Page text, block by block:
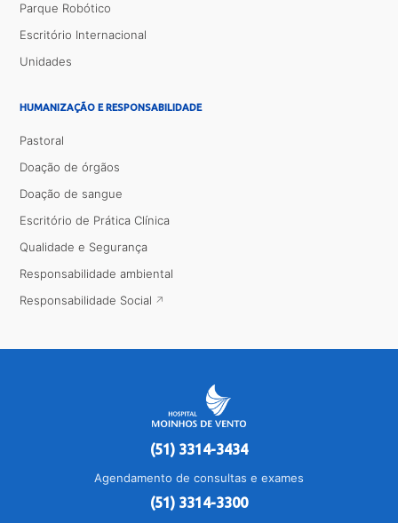
Parque Robótico
Escritório Internacional
Unidades
HUMANIZAÇÃO E RESPONSABILIDADE
Pastoral
Doação de órgãos
Doação de sangue
Escritório de Prática Clínica
Qualidade e Segurança
Responsabilidade ambiental
Responsabilidade Social
(51) 3314-3434
Agendamento de consultas e exames
(51) 3314-3300